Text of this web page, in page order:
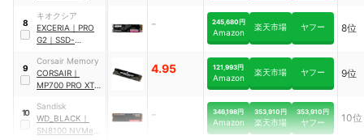
1TCS-I
8
キオクシア
EXCERIA ｜ PRO
G2 ｜ SSD-
- 245,680円
Amazon
楽天市場 ヤフー 8位
9
Corsair Memory
CORSAIR ｜
MP700 PRO XT
F10GBMP700PX
NH
4.95 121,993円
Amazon
楽天市場 ヤフー 9位
10
Sandisk
WD_BLACK ｜
SN8100 NVMe
- 346,198円
Amazon
353,910円
楽天市場
353,910円
ヤフー 10位